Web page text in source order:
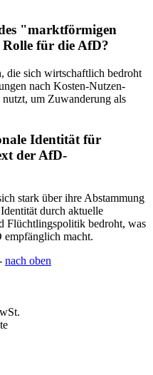
"marktförmigen
für die AfD?
die sich wirtschaftlich bedroht
nach Kosten-Nutzen-
um Zuwanderung als
Identität für
der AfD-
stark über ihre Abstammung
durch aktuelle
Flüchtlingspolitik bedroht, was
macht.
nach oben